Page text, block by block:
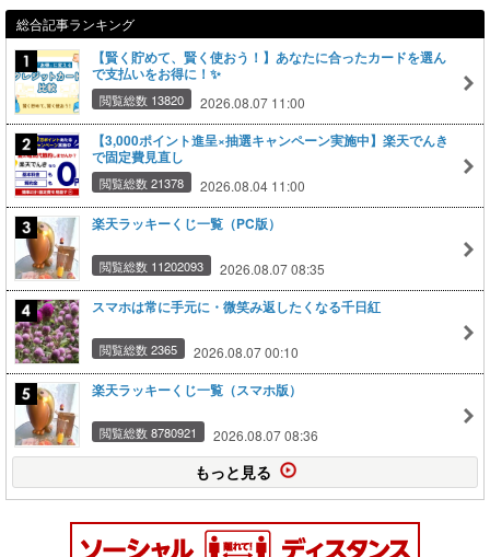
総合記事ランキング
【賢く貯めて、賢く使おう！】あなたに合ったカードを選ん
で支払いをお得に！✨
閲覧総数 13820 2026.08.07 11:00
【3,000ポイント進呈×抽選キャンペーン実施中】楽天でんき
で固定費見直し
閲覧総数 21378 2026.08.04 11:00
楽天ラッキーくじ一覧（PC版）
閲覧総数 11202093 2026.08.07 08:35
スマホは常に手元に・微笑み返したくなる千日紅
閲覧総数 2365 2026.08.07 00:10
楽天ラッキーくじ一覧（スマホ版）
閲覧総数 8780921 2026.08.07 08:36
もっと見る